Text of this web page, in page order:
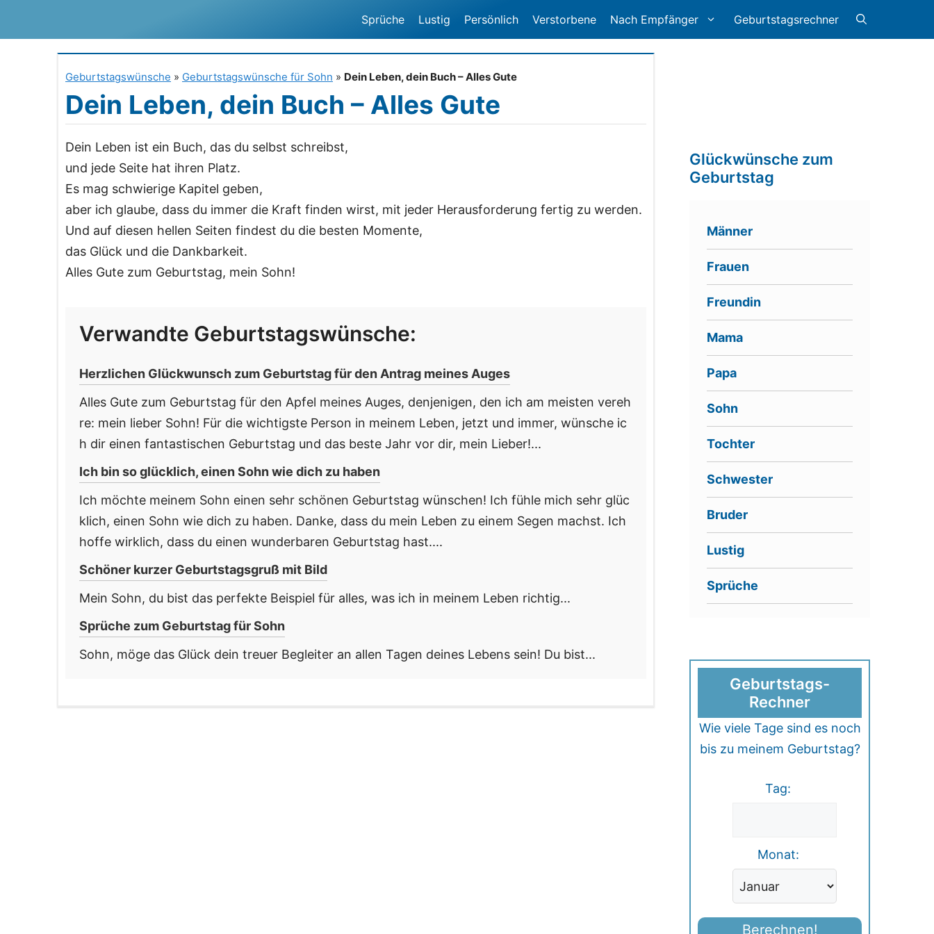
Sprüche Lustig Persönlich Verstorbene Nach Empfänger Geburtstagsrechner
Geburtstagswünsche » Geburtstagswünsche für Sohn » Dein Leben, dein Buch – Alles Gute
Dein Leben, dein Buch – Alles Gute
Dein Leben ist ein Buch, das du selbst schreibst,
und jede Seite hat ihren Platz.
Es mag schwierige Kapitel geben,
aber ich glaube, dass du immer die Kraft finden wirst, mit jeder Herausforderung fertig zu werden.
Und auf diesen hellen Seiten findest du die besten Momente,
das Glück und die Dankbarkeit.
Alles Gute zum Geburtstag, mein Sohn!
Verwandte Geburtstagswünsche:
Herzlichen Glückwunsch zum Geburtstag für den Antrag meines Auges
Alles Gute zum Geburtstag für den Apfel meines Auges, denjenigen, den ich am meisten vereh
re: mein lieber Sohn! Für die wichtigste Person in meinem Leben, jetzt und immer, wünsche ic
h dir einen fantastischen Geburtstag und das beste Jahr vor dir, mein Lieber!...
Ich bin so glücklich, einen Sohn wie dich zu haben
Ich möchte meinem Sohn einen sehr schönen Geburtstag wünschen! Ich fühle mich sehr glüc
klich, einen Sohn wie dich zu haben. Danke, dass du mein Leben zu einem Segen machst. Ich
hoffe wirklich, dass du einen wunderbaren Geburtstag hast....
Schöner kurzer Geburtstagsgruß mit Bild
Mein Sohn, du bist das perfekte Beispiel für alles, was ich in meinem Leben richtig...
Sprüche zum Geburtstag für Sohn
Sohn, möge das Glück dein treuer Begleiter an allen Tagen deines Lebens sein! Du bist...
Glückwünsche zum
Geburtstag
Männer
Frauen
Freundin
Mama
Papa
Sohn
Tochter
Schwester
Bruder
Lustig
Sprüche
Geburtstags-
Rechner
Wie viele Tage sind es noch
bis zu meinem Geburtstag?
Tag:
Monat:
Berechnen!